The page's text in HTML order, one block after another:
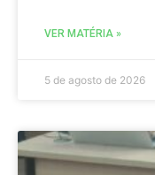
VER MATÉRIA »
5 de agosto de 2026